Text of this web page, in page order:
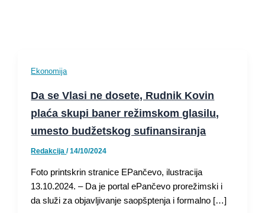
Ekonomija
Da se Vlasi ne dosete, Rudnik Kovin
plaća skupi baner režimskom glasilu,
umesto budžetskog sufinansiranja
Redakcija/14/10/2024
Foto printskrin stranice EPančevo, ilustracija
13.10.2024. – Da je portal ePančevo prorežimski i
da služi za objavljivanje saopšptenja i formalno […]